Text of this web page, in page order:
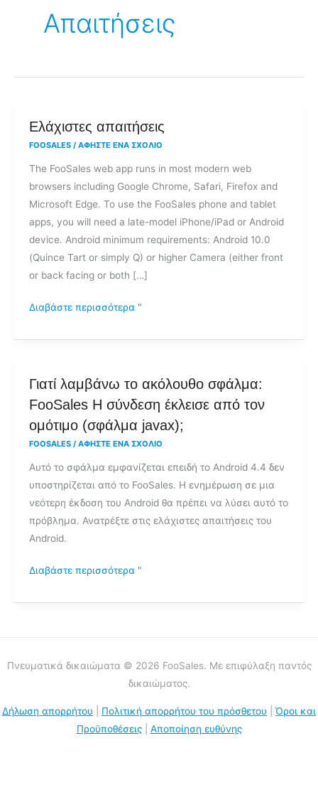
Απαιτήσεις
Ελάχιστες απαιτήσεις
FOOSALES / ΑΦΉΣΤΕ ΈΝΑ ΣΧΌΛΙΟ
The FooSales web app runs in most modern web
browsers including Google Chrome, Safari, Firefox and
Microsoft Edge. To use the FooSales phone and tablet
apps, you will need a late-model iPhone/iPad or Android
device. Android minimum requirements: Android 10.0
(Quince Tart or simply Q) or higher Camera (either front
or back facing or both […]
Ελάχιστες
απαιτήσεις
Διαβάστε περισσότερα "
Γιατί λαμβάνω το ακόλουθο σφάλμα:
FooSales Η σύνδεση έκλεισε από τον
ομότιμο (σφάλμα javax);
FOOSALES / ΑΦΉΣΤΕ ΈΝΑ ΣΧΌΛΙΟ
Αυτό το σφάλμα εμφανίζεται επειδή το Android 4.4 δεν
υποστηρίζεται από το FooSales. Η ενημέρωση σε μια
νεότερη έκδοση του Android θα πρέπει να λύσει αυτό το
πρόβλημα. Ανατρέξτε στις ελάχιστες απαιτήσεις του
Android.
Γιατί
λαμβάνω
ακόλουθο
FooSales
Η
σύνδεση
έκλεισε
από
ομότιμο
Διαβάστε περισσότερα "
Πνευματικά δικαιώματα © 2026 FooSales. Με επιφύλαξη παντός
δικαιώματος.
Δήλωση απορρήτου Πολιτική απορρήτου του πρόσθετου
Όροι και
Προϋποθέσεις| Αποποίηση ευθύνης